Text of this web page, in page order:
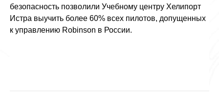
безопасность позволили Учебному центру Хелипорт
Истра выучить более 60% всех пилотов, допущенных
к управлению Robinson в России.